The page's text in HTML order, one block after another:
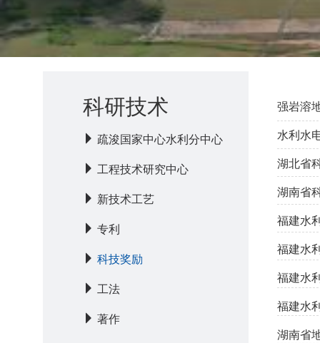
科研技术
疏浚国家中心水利分中心
工程技术研究中心
新技术工艺
专利
科技奖励
工法
著作
强岩溶
水利水
湖北省
湖南省
福建水
福建水
福建水
福建水
湖南省